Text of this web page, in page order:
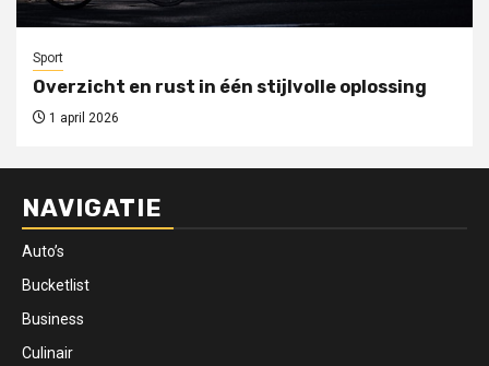
Sport
Overzicht en rust in één stijlvolle oplossing
1 april 2026
NAVIGATIE
Auto’s
Bucketlist
Business
Culinair